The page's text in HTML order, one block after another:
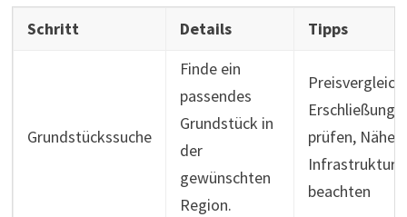
Schritt Details Tipps
Grundstückssuche
Finde ein
passendes
Grundstück in
der
gewünschten
Region.
Preisvergleich,
prüfen, Nähe
Infrastruktur
beachten